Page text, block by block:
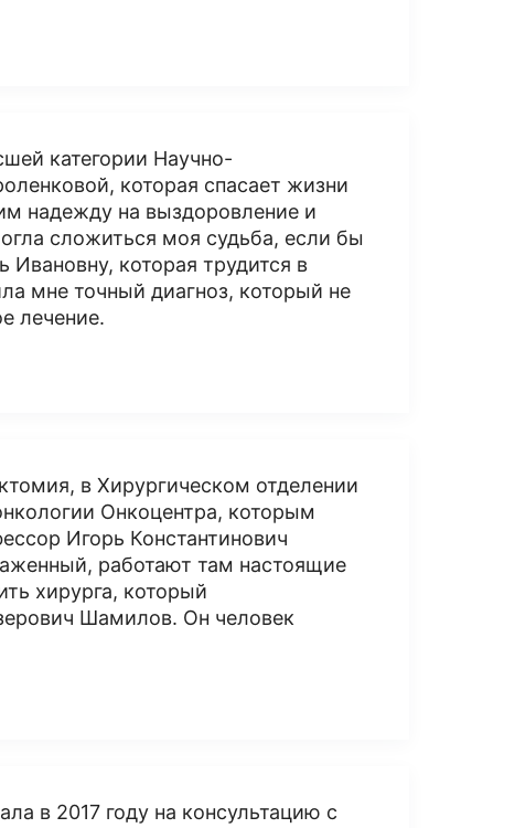
категории Научно-
которая спасает жизни
надежду на выздоровление и
сложиться моя судьба, если бы
Ивановну, которая трудится в
мне точный диагноз, который не
лечение.
в Хирургическом отделении
Онкоцентра, которым
Игорь Константинович
работают там настоящие
хирурга, который
Шамилов. Он человек
в 2017 году на консультацию с